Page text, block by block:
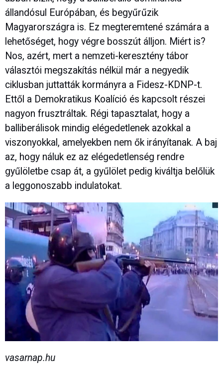
állandósul Európában, és begyűrűzik
Magyarországra is. Ez megteremtené számára a
lehetőséget, hogy végre bosszút álljon. Miért is?
Nos, azért, mert a nemzeti-keresztény tábor
választói megszakítás nélkül már a negyedik
ciklusban juttatták kormányra a Fidesz-KDNP-t.
Ettől a Demokratikus Koalíció és kapcsolt részei
nagyon frusztráltak. Régi tapasztalat, hogy a
balliberálisok mindig elégedetlenek azokkal a
viszonyokkal, amelyekben nem ők irányítanak. A baj
az, hogy náluk ez az elégedetlenség rendre
gyűlöletbe csap át, a gyűlölet pedig kiváltja belőlük
a leggonoszabb indulatokat.
vasarnap.hu